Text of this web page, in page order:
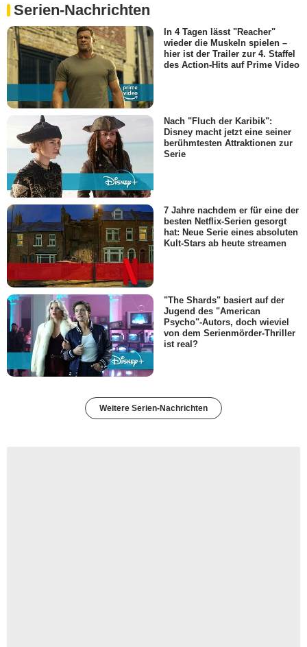
Serien-Nachrichten
In 4 Tagen lässt "Reacher"
wieder die Muskeln spielen –
hier ist der Trailer zur 4. Staffel
des Action-Hits auf Prime Video
Nach "Fluch der Karibik":
Disney macht jetzt eine seiner
berühmtesten Attraktionen zur
Serie
7 Jahre nachdem er für eine der
besten Netflix-Serien gesorgt
hat: Neue Serie eines absoluten
Kult-Stars ab heute streamen
"The Shards" basiert auf der
Jugend des "American
Psycho"-Autors, doch wieviel
von dem Serienmörder-Thriller
ist real?
Weitere Serien-Nachrichten